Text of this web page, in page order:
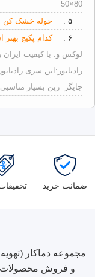
80×50
۵ .
حوله خشک کن
۶ .
کدام پکیج بهتر
لوکس و. با کیفیت ایران
رادیاتور:این سری
جایگر=زین بسیار
ضمانت خرید
و فروش محصولات